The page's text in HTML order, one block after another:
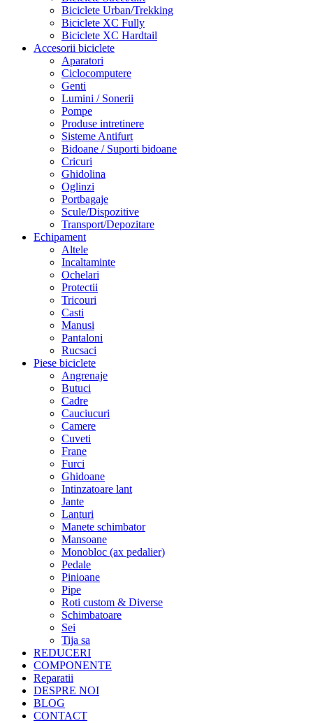
Biciclete Urban/Trekking
Biciclete XC Fully
Biciclete XC Hardtail
Accesorii biciclete
Aparatori
Ciclocomputere
Genti
Lumini / Sonerii
Pompe
Produse intretinere
Sisteme Antifurt
Bidoane / Suporti bidoane
Cricuri
Ghidolina
Oglinzi
Portbagaje
Scule/Dispozitive
Transport/Depozitare
Echipament
Altele
Incaltaminte
Ochelari
Protectii
Tricouri
Casti
Manusi
Pantaloni
Rucsaci
Piese biciclete
Angrenaje
Butuci
Cadre
Cauciucuri
Camere
Cuveti
Frane
Furci
Ghidoane
Intinzatoare lant
Jante
Lanturi
Manete schimbator
Mansoane
Monobloc (ax pedalier)
Pedale
Pinioane
Pipe
Roti custom & Diverse
Schimbatoare
Sei
Tija sa
REDUCERI
COMPONENTE
Reparatii
DESPRE NOI
BLOG
CONTACT